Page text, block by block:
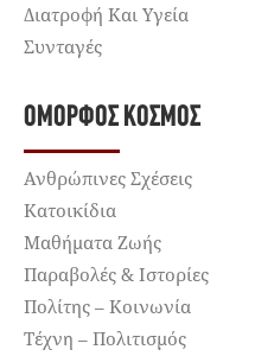
Διατροφή Και Υγεία
Συνταγές
ΌΜΟΡΦΟΣ ΚΌΣΜΟΣ
Ανθρώπινες Σχέσεις
Κατοικίδια
Μαθήματα Ζωής
Παραβολές & Ιστορίες
Πολίτης – Κοινωνία
Τέχνη – Πολιτισμός